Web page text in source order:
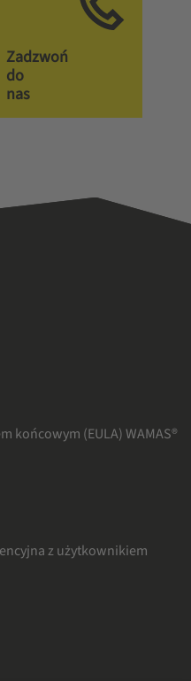
Zadzwoń
do
nas
końcowym (EULA) WAMAS®
z użytkownikiem